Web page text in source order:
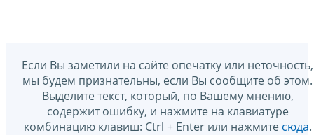
Если Вы заметили на сайте опечатку или неточность,
мы будем признательны, если Вы сообщите об этом.
Выделите текст, который, по Вашему мнению,
содержит ошибку, и нажмите на клавиатуре
комбинацию клавиш: Ctrl + Enter или нажмите сюда.